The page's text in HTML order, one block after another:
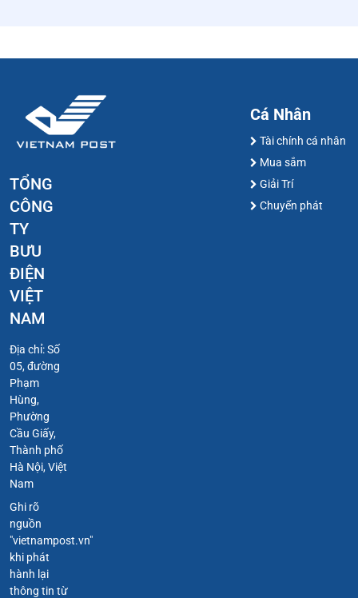
TỔNG
CÔNG
TY
BƯU
ĐIỆN
VIỆT
NAM
Địa chỉ: Số
05, đường
Phạm
Hùng,
Phường
Cầu Giấy,
Thành phố
Hà Nội, Việt
Nam
Ghi rõ
nguồn
"vietnampost.vn"
khi phát
hành lại
thông tin từ
Cá Nhân
Tài chính cá nhân
Mua sắm
Giải Trí
Chuyển phát